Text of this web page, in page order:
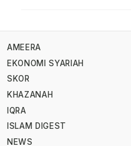
AMEERA
EKONOMI SYARIAH
SKOR
KHAZANAH
IQRA
ISLAM DIGEST
NEWS